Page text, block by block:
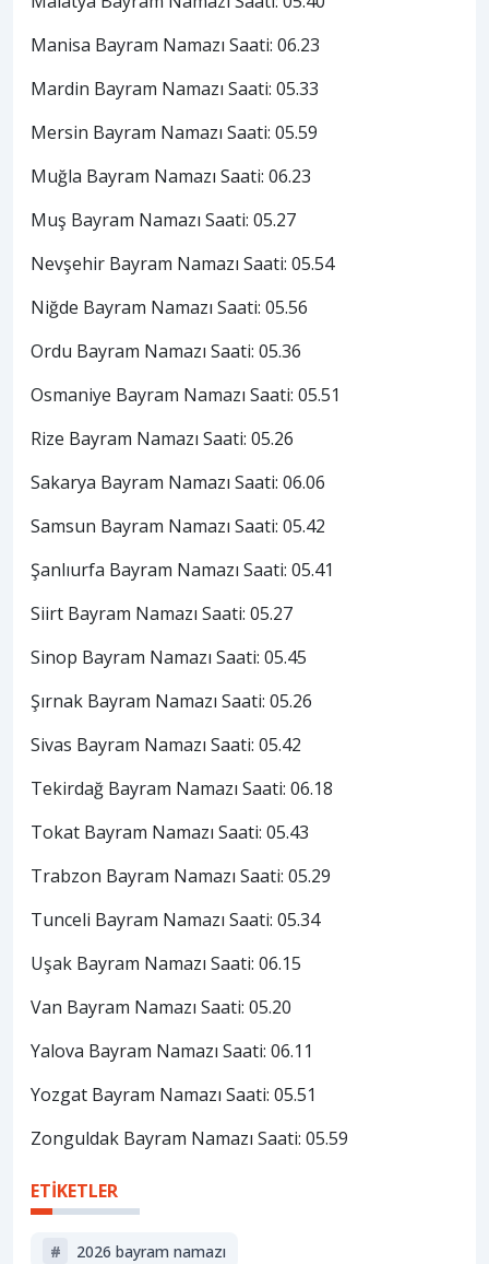
Manisa Bayram Namazı Saati: 06.23
Mardin Bayram Namazı Saati: 05.33
Mersin Bayram Namazı Saati: 05.59
Muğla Bayram Namazı Saati: 06.23
Muş Bayram Namazı Saati: 05.27
Nevşehir Bayram Namazı Saati: 05.54
Niğde Bayram Namazı Saati: 05.56
Ordu Bayram Namazı Saati: 05.36
Osmaniye Bayram Namazı Saati: 05.51
Rize Bayram Namazı Saati: 05.26
Sakarya Bayram Namazı Saati: 06.06
Samsun Bayram Namazı Saati: 05.42
Şanlıurfa Bayram Namazı Saati: 05.41
Siirt Bayram Namazı Saati: 05.27
Sinop Bayram Namazı Saati: 05.45
Şırnak Bayram Namazı Saati: 05.26
Sivas Bayram Namazı Saati: 05.42
Tekirdağ Bayram Namazı Saati: 06.18
Tokat Bayram Namazı Saati: 05.43
Trabzon Bayram Namazı Saati: 05.29
Tunceli Bayram Namazı Saati: 05.34
Uşak Bayram Namazı Saati: 06.15
Van Bayram Namazı Saati: 05.20
Yalova Bayram Namazı Saati: 06.11
Yozgat Bayram Namazı Saati: 05.51
Zonguldak Bayram Namazı Saati: 05.59
ETİKETLER
# 2026 bayram namazı